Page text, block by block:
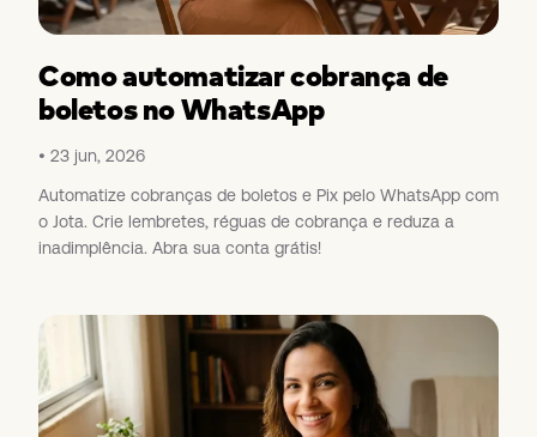
Como automatizar cobrança de
boletos no WhatsApp
23 jun, 2026
Automatize cobranças de boletos e Pix pelo WhatsApp com
o Jota. Crie lembretes, réguas de cobrança e reduza a
inadimplência. Abra sua conta grátis!